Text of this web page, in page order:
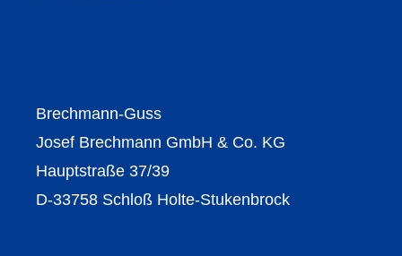
Brechmann-Guss
Josef Brechmann GmbH & Co. KG
Hauptstraße 37/39
D-33758 Schloß Holte-Stukenbrock